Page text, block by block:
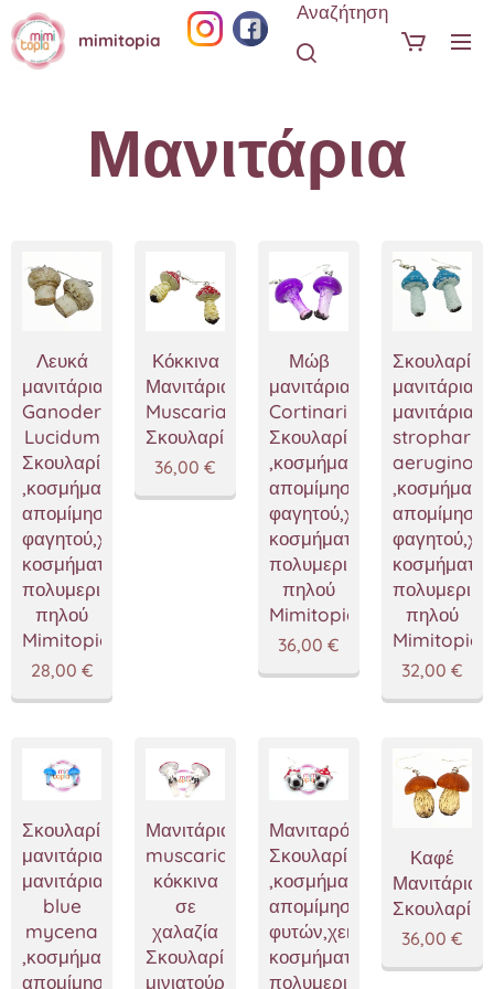
mimitopia
Αναζήτηση
Μανιτάρια
Λευκά
μανιτάρια
Ganoderma
Lucidum
Σκουλαρίκια
,κοσμήματα
απομίμησης
φαγητού,χειροποίητα
κοσμήματα
πολυμερικού
πηλού
Mimitopia
28,00 €
Κόκκινα
Μανιτάρια
Muscaria
Σκουλαρίκια
36,00 €
Μώβ
μανιτάρια
Cortinarius
Σκουλαρίκια
,κοσμήματα
απομίμησης
φαγητού,χειροποίητα
κοσμήματα
πολυμερικού
πηλού
Mimitopia
36,00 €
μανιτάρια,
μανιτάρια
stropharia
aeruginosa
,κοσμήματα
απομίμησης
κοσμήματα
πηλού
Mimitopia
32,00 €
Σκουλαρίκια
μανιτάρια,
μανιτάρια
blue
mycena
,κοσμήματα
απομίμησης
Μανιτάρια
muscaria
κόκκινα
σε
χαλαζία
Σκουλαρίκια,κοσμήματα
μινιατούρες
Μανιταρόσπιτα
Σκουλαρίκια
,κοσμήματα
απομίμησης
φυτών,χειροποίητα
κοσμήματα
πολυμερικού
Καφέ
Μανιτάρια
36,00 €